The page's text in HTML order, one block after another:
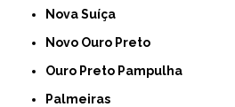
Nova Suíça
Novo Ouro Preto
Ouro Preto Pampulha
Palmeiras